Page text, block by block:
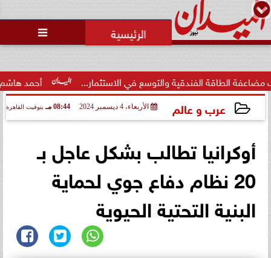

أحمد هاشم: الإعلام الفندقية والتوسع في الاستثمار...
عرب و عالم الأربعاء، 4 ديسمبر 2024 08:44 مـ بتوقيت القاهرة
أوكرانيا تطالب بشكل عاجل بـ
20 نظام دفاع جوي لحماية
البنية التحتية الحيوية